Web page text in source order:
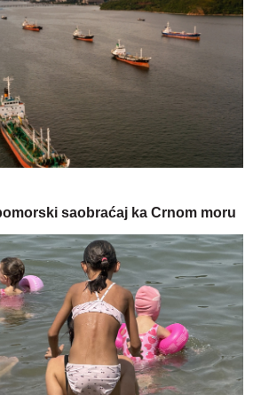
saobraćaj ka Crnom moru